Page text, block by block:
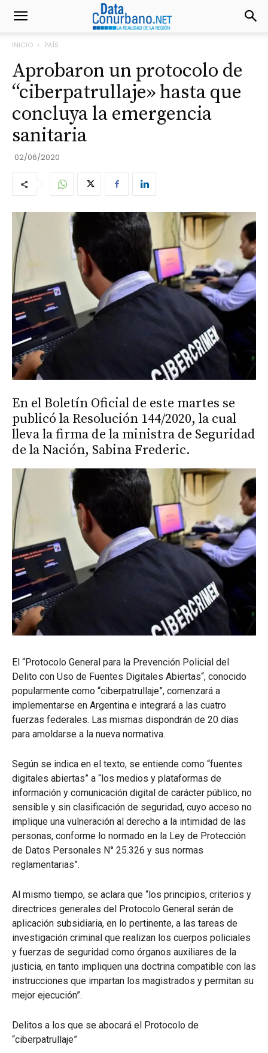
INICIO PAÍS
Aprobaron un protocolo de
“ciberpatrullaje» hasta que
concluya la emergencia
sanitaria
02/06/2020
En el Boletín Oficial de este martes se
publicó la Resolución 144/2020, la cual
lleva la firma de la ministra de Seguridad
de la Nación, Sabina Frederic.
El “Protocolo General para la Prevención Policial del
Delito con Uso de Fuentes Digitales Abiertas“, conocido
popularmente como “ciberpatrullaje”, comenzará a
implementarse en Argentina e integrará a las cuatro
fuerzas federales. Las mismas dispondrán de 20 días
para amoldarse a la nueva normativa.
Según se indica en el texto, se entiende como “fuentes
digitales abiertas” a “los medios y plataformas de
información y comunicación digital de carácter público, no
sensible y sin clasificación de seguridad, cuyo acceso no
implique una vulneración al derecho a la intimidad de las
personas, conforme lo normado en la Ley de Protección
de Datos Personales N° 25.326 y sus normas
reglamentarias”.
Al mismo tiempo, se aclara que “los principios, criterios y
directrices generales del Protocolo General serán de
aplicación subsidiaria, en lo pertinente, a las tareas de
investigación criminal que realizan los cuerpos policiales
y fuerzas de seguridad como órganos auxiliares de la
justicia, en tanto impliquen una doctrina compatible con las
instrucciones que impartan los magistrados y permitan su
mejor ejecución”.
Delitos a los que se abocará el Protocolo de
“ciberpatrullaje”